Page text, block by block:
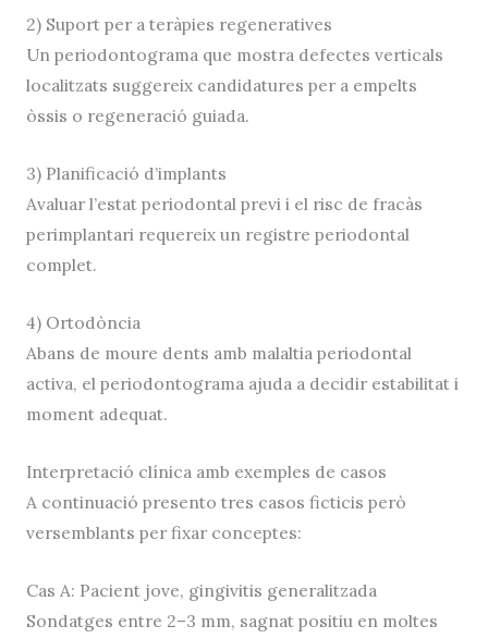
2) Suport per a teràpies regeneratives
Un periodontograma que mostra defectes verticals
localitzats suggereix candidatures per a empelts
òssis o regeneració guiada.
3) Planificació d’implants
Avaluar l’estat periodontal previ i el risc de fracàs
perimplantari requereix un registre periodontal
complet.
4) Ortodòncia
Abans de moure dents amb malaltia periodontal
activa, el periodontograma ajuda a decidir estabilitat i
moment adequat.
Interpretació clínica amb exemples de casos
A continuació presento tres casos ficticis però
versemblants per fixar conceptes:
Cas A: Pacient jove, gingivitis generalitzada
Sondatges entre 2–3 mm, sagnat positiu en moltes